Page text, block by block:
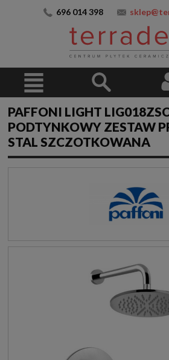
696 014 398
PAFFONI LIGHT
PODTYNKOWY ZESTAW
STAL SZCZOTKOWANA